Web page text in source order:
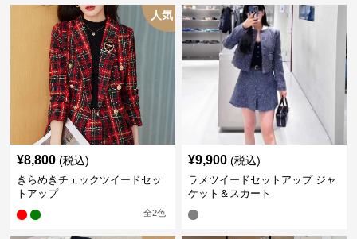
人気
¥8,800 (税込)
きらめきチェックツイードセッ
トアップ
全2色
¥9,900 (税込)
ラメツイードセットアップ ジャ
ケット＆スカート